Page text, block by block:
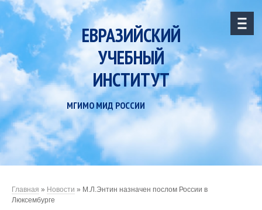
ЕВРАЗИЙСКИЙ
УЧЕБНЫЙ
ИНСТИТУТ
МГИМО МИД РОССИИ
Главная » Новости » М.Л.Энтин назначен послом России в
Люксембурге